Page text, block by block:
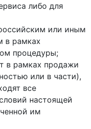
либо для
или иным
в рамках
процедуры;
в рамках продажи
или в части),
все
настоящей
им